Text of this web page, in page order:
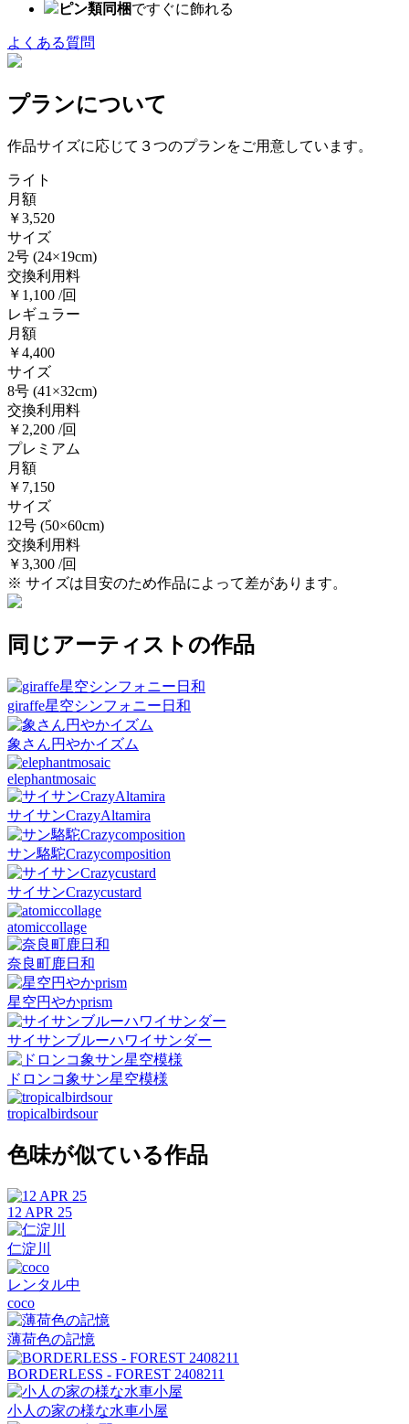
ピン類同梱ですぐに飾れる
よくある質問
プランについて
作品サイズに応じて３つのプランをご用意しています。
ライト
月額
￥3,520
サイズ
2号 (24×19cm)
交換利用料
￥1,100 /回
レギュラー
月額
￥4,400
サイズ
8号 (41×32cm)
交換利用料
￥2,200 /回
プレミアム
月額
￥7,150
サイズ
12号 (50×60cm)
交換利用料
￥3,300 /回
※ サイズは目安のため作品によって差があります。
同じアーティストの作品
giraffe星空シンフォニー日和
象さん円やかイズム
elephantmosaic
サイサンCrazyAltamira
サン駱駝Crazycomposition
サイサンCrazycustard
atomiccollage
奈良町鹿日和
星空円やかprism
サイサンブルーハワイサンダー
ドロンコ象サン星空模様
tropicalbirdsour
色味が似ている作品
12 APR 25
仁淀川
レンタル中
coco
薄荷色の記憶
BORDERLESS - FOREST 2408211
小人の家の様な水車小屋